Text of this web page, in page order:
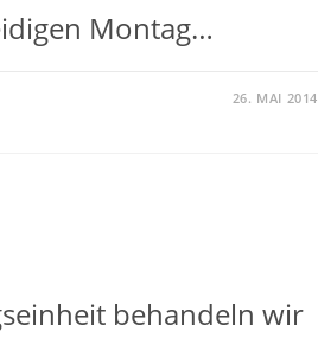
Montag…
26. MAI 2014
behandeln wir